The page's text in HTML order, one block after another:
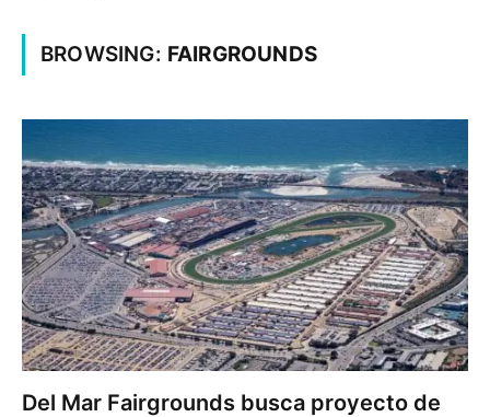
BROWSING: FAIRGROUNDS
Del Mar Fairgrounds busca proyecto de